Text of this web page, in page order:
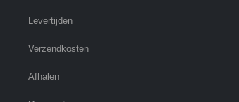
Levertijden
Verzendkosten
Afhalen